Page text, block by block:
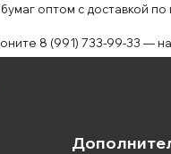
бумаг оптом с доставкой по
8 (991) 733‑99‑33 —